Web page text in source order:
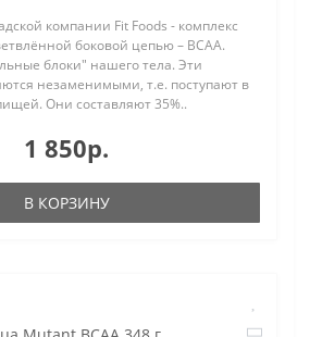
компании Fit Foods - комплекс
боковой цепью – ВСАА.
блоки" нашего тела. Эти
незаменимыми, т.е. поступают в
Они составляют 35%..
1 850р.
В КОРЗИНУ